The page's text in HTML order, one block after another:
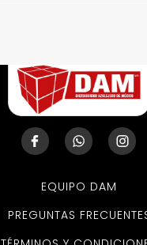
EQUIPO DAM
PREGUNTAS